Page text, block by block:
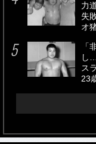
力
失
オ
「
し
ス
23